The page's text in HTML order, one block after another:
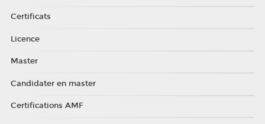
Certificats
Licence
Master
Candidater en master
Certifications AMF